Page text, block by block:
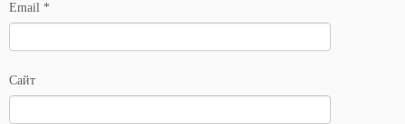
Email *
Сайт